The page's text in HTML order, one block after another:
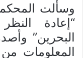
وسألت
“إعادة
البحرين”